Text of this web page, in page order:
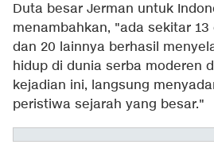
Duta besar Jerman untuk
menambahkan, "ada sekitar
dan 20 lainnya berhasil
hidup di dunia serba moderen
kejadian ini, langsung
peristiwa sejarah yang besar."